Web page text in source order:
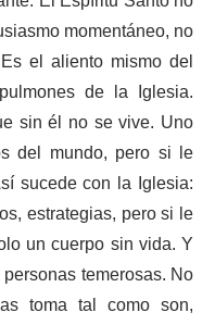
momentáneo, no
el aliento mismo del
de la Iglesia.
sin él no se vive. Uno
del mundo, pero si le
sucede con la Iglesia:
estrategias, pero si le
un cuerpo sin vida. Y
temerosas. No
toma tal como son,